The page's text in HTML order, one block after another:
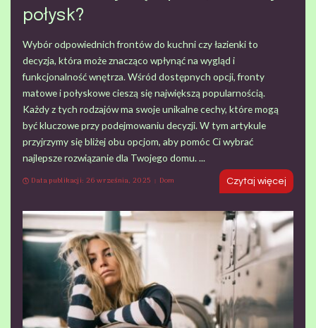
połysk?
Wybór odpowiednich frontów do kuchni czy łazienki to
decyzja, która może znacząco wpłynąć na wygląd i
funkcjonalność wnętrza. Wśród dostępnych opcji, fronty
matowe i połyskowe cieszą się największą popularnością.
Każdy z tych rodzajów ma swoje unikalne cechy, które mogą
być kluczowe przy podejmowaniu decyzji. W tym artykule
przyjrzymy się bliżej obu opcjom, aby pomóc Ci wybrać
najlepsze rozwiązanie dla Twojego domu. ...
Data publikacji: 26 września, 2025
Dom Czytaj więcej